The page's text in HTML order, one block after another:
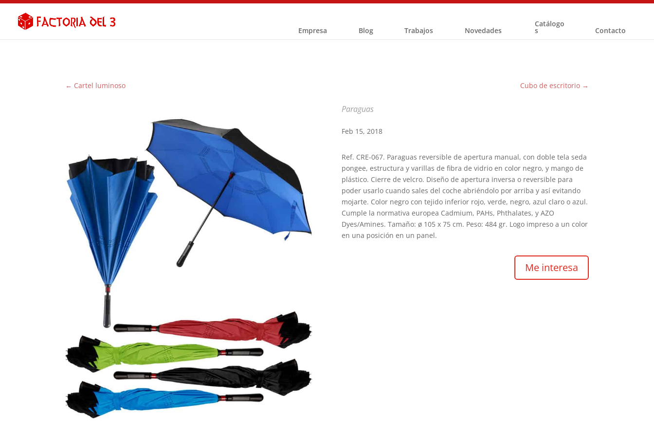
Empresa Blog Trabajos Novedades
Catálogo
s Contacto
← Cartel luminoso Cubo de escritorio→
Paraguas
Feb 15, 2018
Ref. CRE-067. Paraguas reversible de apertura manual, con doble tela seda
pongee, estructura y varillas de fibra de vidrio en color negro, y mango de
plástico. Cierre de velcro. Diseño de apertura inversa o reversible para
poder usarlo cuando sales del coche abriéndolo por arriba y así evitando
mojarte. Color negro con tejido inferior rojo, verde, negro, azul claro o azul.
Cumple la normativa europea Cadmium, PAHs, Phthalates, y AZO
Dyes/Amines. Tamaño: ø 105 x 75 cm. Peso: 484 gr. Logo impreso a un color
en una posición en un panel.
Me interesa